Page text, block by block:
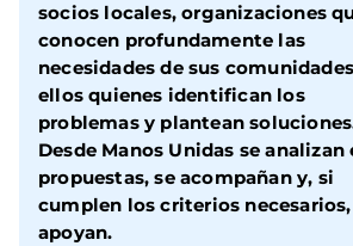
socios locales, organizaciones
conocen profundamente las
necesidades de sus
ellos quienes identifican los
problemas y plantean
Desde Manos Unidas se analizan
propuestas, se acompañan y, si
cumplen los criterios necesarios,
apoyan.